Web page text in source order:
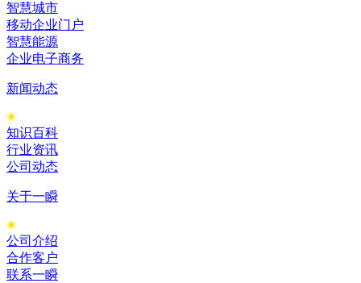
智慧城市
移动企业门户
智慧能源
企业电子商务
新闻动态
知识百科
行业资讯
公司动态
关于一瞬
公司介绍
合作客户
联系一瞬